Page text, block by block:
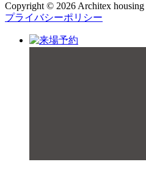
Copyright © 2026 Architex housing
プライバシーポリシー